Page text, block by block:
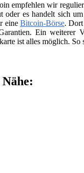
empfehlen wir
oder es handelt sich
eine Bitcoin-Börse. Dort
Ein weiterer
ist alles möglich.